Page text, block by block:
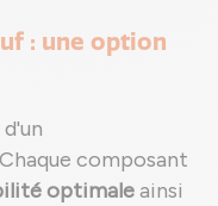
: une option
composant
optimaleainsi